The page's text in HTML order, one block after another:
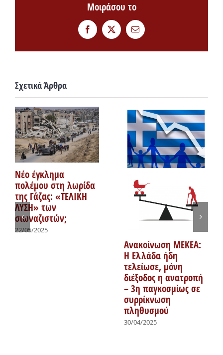
Μοιράσου το
FacebookTwitterEmail
Σχετικά Άρθρα
Νέο έγκλημα
πολέμου στη λωρίδα
της Γάζας: «ΤΕΛΙΚΗ
ΛΥΣΗ» των
σιωναζιστών;
22/05/2025
Ανακοίνωση ΜΕΚΕΑ:
Η Ελλάδα ήδη
τελείωσε, μόνη
διέξοδος η ανατροπή
– 3η παγκοσμίως σε
συρρίκνωση
πληθυσμού
30/04/2025